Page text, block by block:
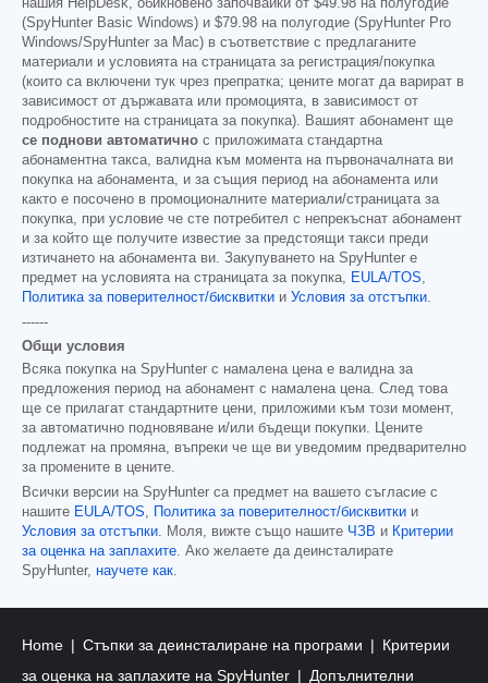
нашия HelpDesk, обикновено започвайки от $49.98 на полугодие
(SpyHunter Basic Windows) и $79.98 на полугодие (SpyHunter Pro
Windows/SpyHunter за Mac) в съответствие с предлаганите
материали и условията на страницата за регистрация/покупка
(които са включени тук чрез препратка; цените могат да варират в
зависимост от държавата или промоцията, в зависимост от
подробностите на страницата за покупка). Вашият абонамент ще
се поднови автоматично с приложимата стандартна
абонаментна такса, валидна към момента на първоначалната ви
покупка на абонамента, и за същия период на абонамента или
както е посочено в промоционалните материали/страницата за
покупка, при условие че сте потребител с непрекъснат абонамент
и за който ще получите известие за предстоящи такси преди
изтичането на абонамента ви. Закупуването на SpyHunter е
предмет на условията на страницата за покупка, EULA/TOS,
Политика за поверителност/бисквитки и Условия за отстъпки.
------
Общи условия
Всяка покупка на SpyHunter с намалена цена е валидна за
предложения период на абонамент с намалена цена. След това
ще се прилагат стандартните цени, приложими към този момент,
за автоматично подновяване и/или бъдещи покупки. Цените
подлежат на промяна, въпреки че ще ви уведомим предварително
за промените в цените.
Всички версии на SpyHunter са предмет на вашето съгласие с
нашите EULA/TOS, Политика за поверителност/бисквитки и
Условия за отстъпки. Моля, вижте също нашите ЧЗВ и Критерии
за оценка на заплахите. Ако желаете да деинсталирате
SpyHunter, научете как.
Home Стъпки за деинсталиране на програми
Критерии
за оценка на заплахите на SpyHunter
Допълнителни